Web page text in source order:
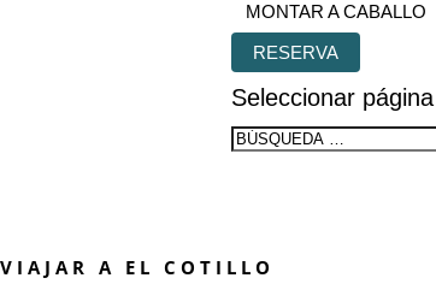
MONTAR A CABALLO
RESERVA
Seleccionar página
VIAJAR A EL COTILLO